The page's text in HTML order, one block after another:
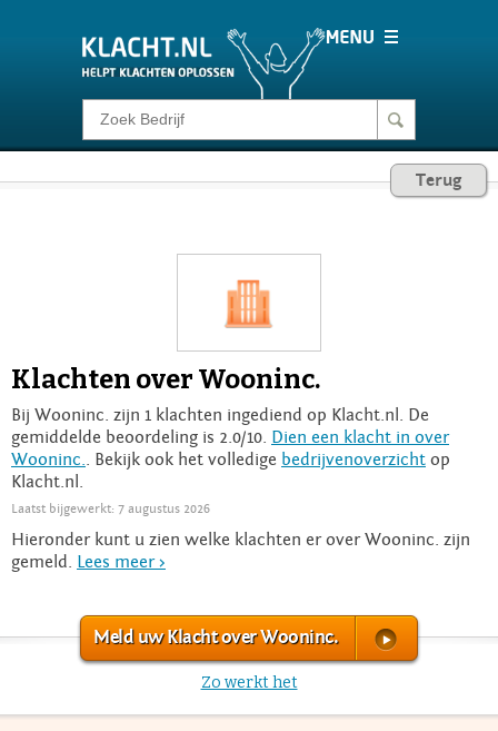
Klacht melden
Login
Terug
Klachten over Wooninc.
Bij Wooninc. zijn 1 klachten ingediend op Klacht.nl. De
gemiddelde beoordeling is 2.0/10. Dien een klacht in over
Wooninc.
. Bekijk ook het volledige bedrijvenoverzicht op
Klacht.nl.
Laatst bijgewerkt: 7 augustus 2026
Hieronder kunt u zien welke klachten er over Wooninc. zijn
gemeld. Lees meer >
Meld uw Klacht over Wooninc.
Zo werkt het